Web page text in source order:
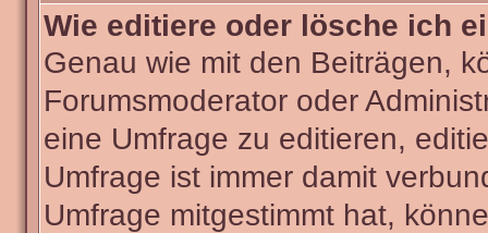
Wie editiere oder lösche ich
Genau wie mit den Beiträgen,
Forumsmoderator oder
eine Umfrage zu editieren,
Umfrage ist immer damit
Umfrage mitgestimmt hat,